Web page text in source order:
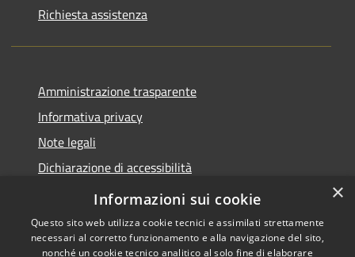
Richiesta assistenza
Amministrazione trasparente
Informativa privacy
Note legali
Dichiarazione di accessibilità
Piano di miglioramento del sito
×
Informazioni sui cookie
Questo sito web utilizza cookie tecnici e assimilati strettamente
necessari al corretto funzionamento e alla navigazione del sito,
nonché un cookie tecnico analitico al solo fine di elaborare